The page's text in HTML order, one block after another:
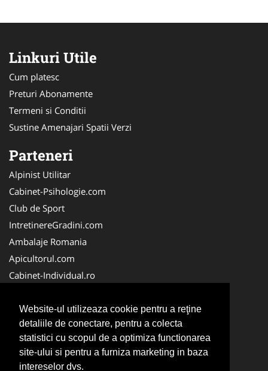
Website-ul utilizeaza cookie pentru a reţine
detaliile de conectare, pentru a colecta
statistici cu scopul de a optimiza functionarea
site-ului si pentru a furniza marketing in baza
intereselor dvs.
Linkuri Utile
Cum platesc
Preturi Abonamente
Termeni si Conditii
Sustine Amenajari Spatii Verzi
Parteneri
Alpinist Utilitar
Cabinet-Psihologie.com
Club de Sport
IntretinereGradini.com
Ambalaje Romania
Apicultorul.com
Cabinet-Individual.ro
FirmaDeratizare.ro
InstructorScoalaAuto.ro
SalonFrizerieCanina.com
Scoala-Auto.com.ro